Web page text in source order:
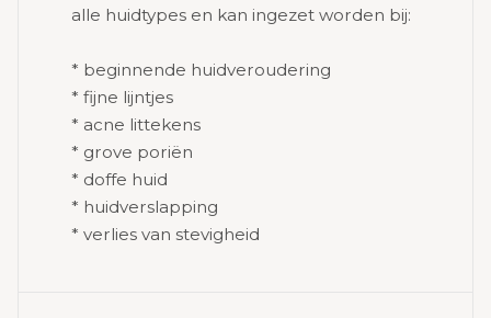
alle huidtypes en kan ingezet worden bij:
* beginnende huidveroudering
* fijne lijntjes
* acne littekens
* grove poriën
* doffe huid
* huidverslapping
* verlies van stevigheid